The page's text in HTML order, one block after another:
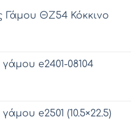
Γάμου ΘZ54 Κόκκινο
e2401-08104
e2501 (10.5×22.5)